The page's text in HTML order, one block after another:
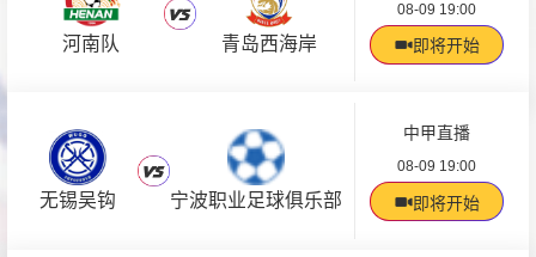
河南队 青岛西海岸
08-09 19:00
即将开始
无锡吴钩 宁波职业足球俱乐部
中甲直播
08-09 19:00
即将开始